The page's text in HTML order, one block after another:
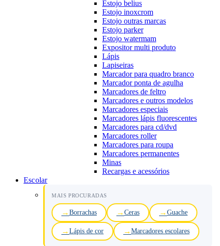
Estojo belius
Estojo inoxcrom
Estojo outras marcas
Estojo parker
Estojo watermam
Expositor multi produto
Lápis
Lapiseiras
Marcador para quadro branco
Marcador ponta de agulha
Marcadores de feltro
Marcadores e outros modelos
Marcadores especiais
Marcadores lápis fluorescentes
Marcadores para cd/dvd
Marcadores roller
Marcadores para roupa
Marcadores permanentes
Minas
Recargas e acessórios
Escolar
MAIS PROCURADAS
Borrachas Ceras Guache
Lápis de cor Marcadores escolares